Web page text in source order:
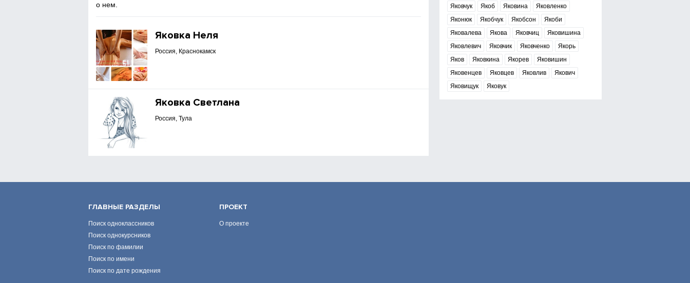
о нем.
Яковка Неля
Россия, Краснокамск
Яковка Светлана
Россия, Тула
Яковчук
Якоб Яковина
Яковленко
Яконюк
Якобчук Якобсон
Якоби
Яковалева
Якова Яковчиц
Яковишина
Яковлевич
Яковчик Яковченко
Якорь
Яков
Яковкина Якорев
Яковишин
Яковенцев
Яковцев Яковлив
Якович
Яковищук
Яковук
ГЛАВНЫЕ РАЗДЕЛЫ
Поиск одноклассников
Поиск однокурсников
Поиск по фамилии
Поиск по имени
Поиск по дате рождения
ПРОЕКТ
О проекте